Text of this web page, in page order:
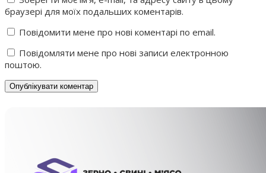
браузері для моїх подальших коментарів.
Повідомити мене про нові коментарі по email.
Повідомляти мене про нові записи електронною
поштою.